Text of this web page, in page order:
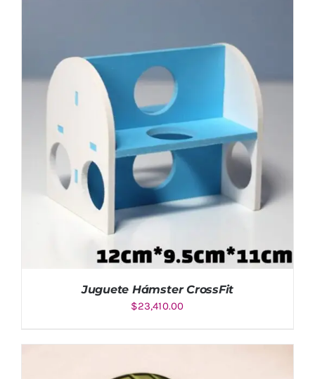
Juguete Hámster CrossFit
$23,410.00